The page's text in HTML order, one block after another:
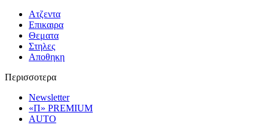
Ατζεντα
Επικαιρα
Θεματα
Στηλες
Αποθηκη
Περισσοτερα
Newsletter
«Π» PREMIUM
AUTO